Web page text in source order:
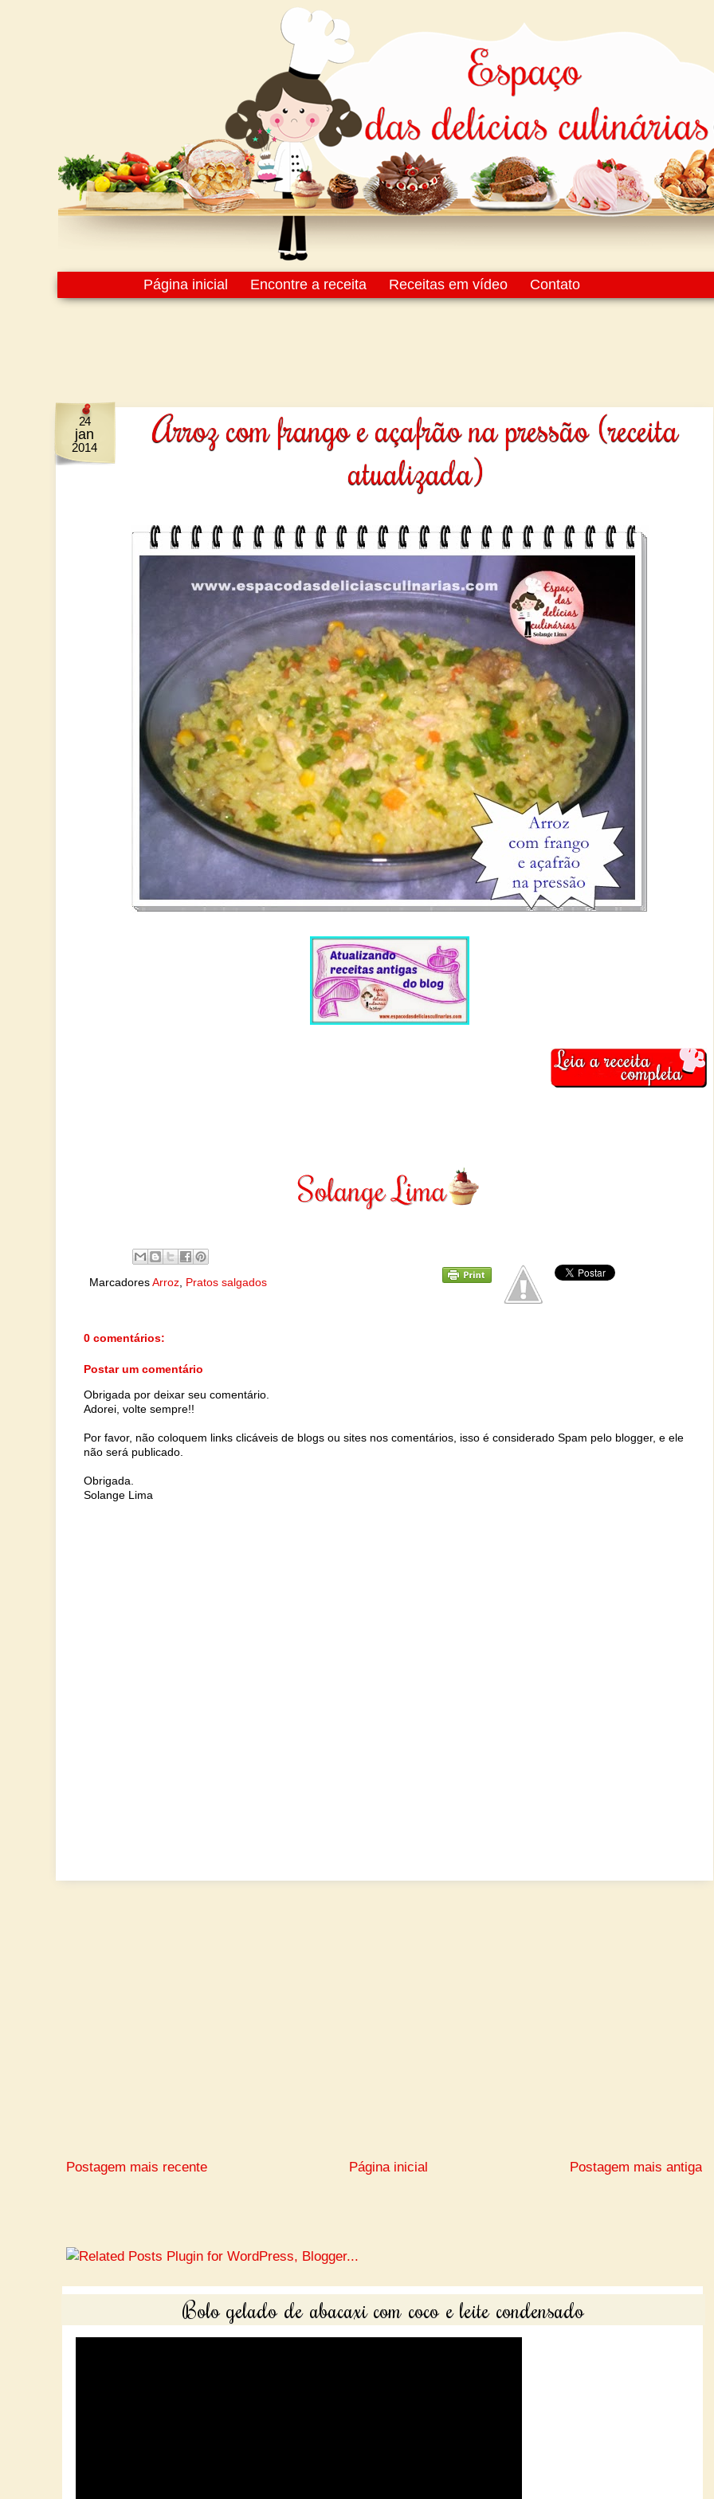
Página inicial Encontre a receita Receitas em vídeo Contato
24
jan
2014
Arroz com frango e açafrão na pressão (receita
atualizada)
MarcadoresArroz Pratos salgados
0 comentários:
Postar um comentário
Obrigada por deixar seu comentário.
Adorei, volte sempre!!
Por favor, não coloquem links clicáveis de blogs ou sites nos comentários, isso é considerado Spam pelo blogger, e ele
não será publicado.
Obrigada.
Solange Lima
Postagem mais recente Postagem mais antiga
Página inicial
Bolo gelado de abacaxi com coco e leite condensado